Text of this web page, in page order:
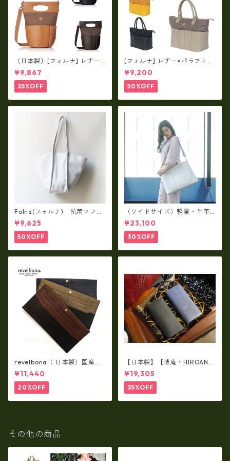
〔日本製〕[フォルナ] レザー×
パラフィン筒型2way シュリン
クレザー×79Aパラフィン fo
-259630
¥9,867
35%OFF
[フォルナ] レザー×パラフィン
筒型2way シュリンクレザー×
79Aパラフィン トートL fo-2
59632
¥9,200
50%OFF
Folna(フォルナ) 抗菌ソフト
スムースレザー トートバッグ
¥9,625
50%OFF
（ワイドサイズ）軽量・牛革
製品・2WAYヌメ革トートバッ
グ（A3サイズ/日本製）(高収
納）ir-02G
¥23,100
30%OFF
revelbona（ 日本製）国産牛
革製・お札入れ ロングウォ
レット rl-001
¥11,440
20%OFF
【日本製】【博庵・HIROAN】
最高級牛革（ボーテッド）札
入れ・長財布 ha-21535
¥19,305
35%OFF
その他の商品